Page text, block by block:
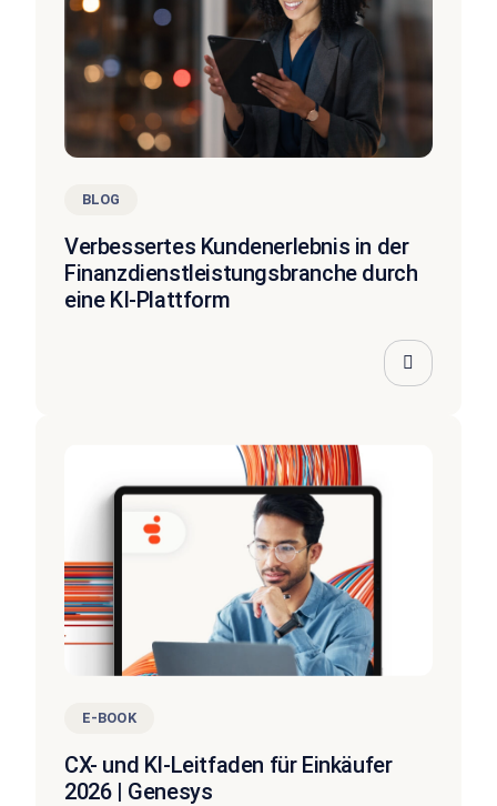
BLOG
Verbessertes Kundenerlebnis in der
Finanzdienstleistungsbranche durch
eine KI-Plattform
E-BOOK
CX- und KI-Leitfaden für Einkäufer
2026 | Genesys